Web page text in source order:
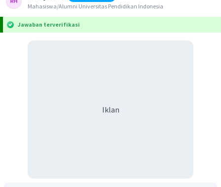
Mahasiswa/Alumni Universitas Pendidikan Indonesia
Jawaban terverifikasi
Iklan